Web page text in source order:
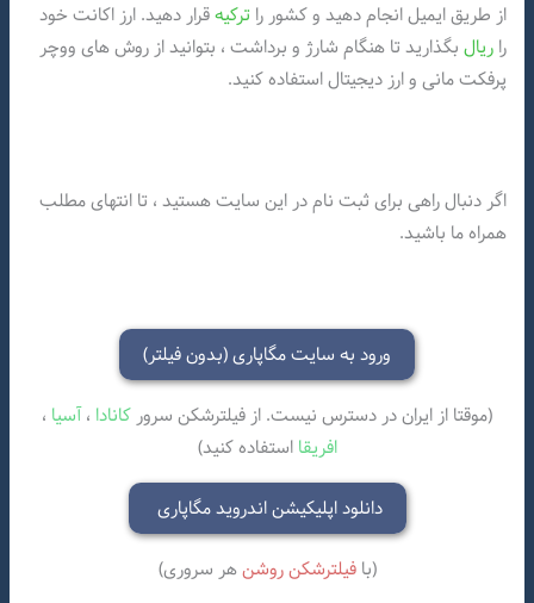
از طریق ایمیل انجام دهید و کشور را ترکیهقرار دهید. ارز اکانت خود
راریال بگذارید تا هنگام شارژ و برداشت ، بتوانید از روش های ووچر
پرفکت مانی و ارز دیجیتال استفاده کنید.
اگر دنبال راهی برای ثبت نام در این سایت هستید ، تا انتهای مطلب
همراه ما باشید.
ورود به سایت مگاپاری (بدون فیلتر)
(موقتا از ایران در دسترس نیست. از فیلترشکن سرور کانادا ،آسیا ،
افریقا استفاده کنید)
دانلود اپلیکیشن اندروید مگاپاری
(بافیلترشکن روشنهر سروری)